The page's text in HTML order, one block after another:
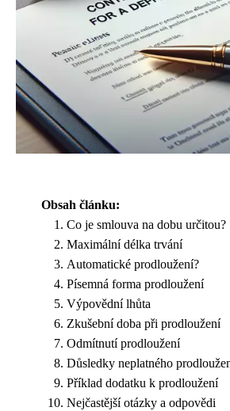
Obsah článku:
Co je smlouva na dobu určitou?
Maximální délka trvání
Automatické prodloužení?
Písemná forma prodloužení
Výpovědní lhůta
Zkušební doba při prodloužení
Odmítnutí prodloužení
Důsledky neplatného
Příklad dodatku k prodloužení
Nejčastější otázky a odpovědi